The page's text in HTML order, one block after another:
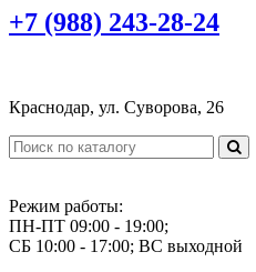
+7 (988) 243-28-24
Краснодар, ул. Суворова, 26
Режим работы:
ПН-ПТ 09:00 - 19:00;
СБ 10:00 - 17:00; ВС выходной